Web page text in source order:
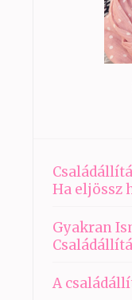
Ha eljössz
Gyakran
A